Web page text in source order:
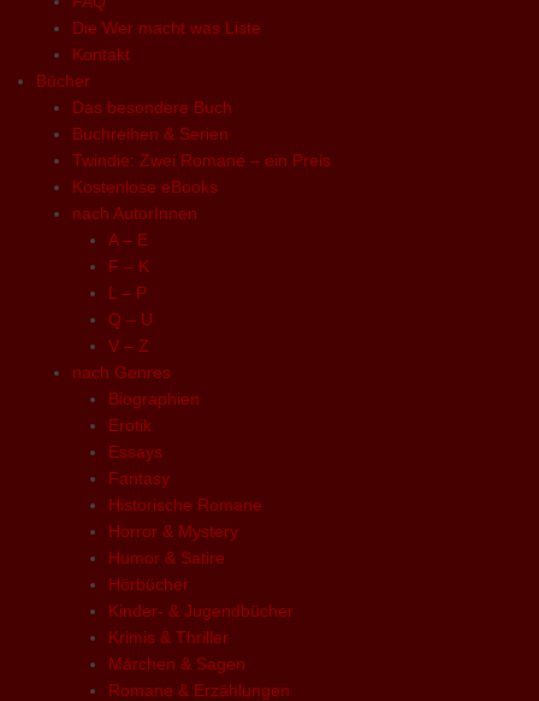
Die Wer macht was Liste
Kontakt
Bücher
Das besondere Buch
Buchreihen & Serien
Twindie: Zwei Romane – ein Preis
Kostenlose eBooks
nach AutorInnen
A – E
F – K
L – P
Q – U
V – Z
nach Genres
Biographien
Erotik
Essays
Fantasy
Historische Romane
Horror & Mystery
Humor & Satire
Hörbücher
Kinder- & Jugendbücher
Krimis & Thriller
Märchen & Sagen
Romane & Erzählungen